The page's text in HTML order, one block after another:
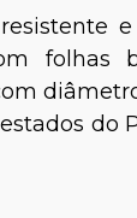
folhas
do